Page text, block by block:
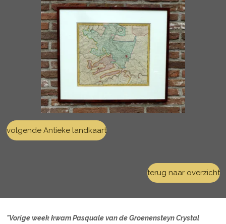
volgende Antieke landkaart
terug naar overzicht
"Vorige week kwam Pasquale van de Groenensteyn Crystal